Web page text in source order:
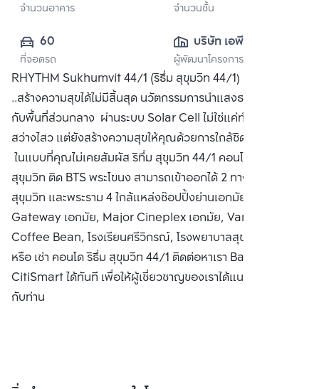
จำนวนอาคาร จำนวนชั้น
60
ที่จอดรถ
บริษัท เอพี (ไทย
แลนด์)
จำกัด(มหาชน)
ผู้พัฒนาโครงการ
RHYTHM Sukhumvit 44/1 (ริธึ่ม สุขุมวิท 44/1) ธรรมชาติ
..สร้างความสุขได้ไม่มีสิ้นสุด นวัตกรรมการนำแสงธรรมชาติมาใช้
กับพื้นที่ส่วนกลาง ผ่านระบบ Solar Cell ไม่ใช่แค่ทำให้ชีวิต
สว่างไสว แต่ยังสร้างความสุขให้คุณด้วยการใกล้ชิดธรรมชาติ
ในแบบที่คุณไม่เคยสัมผัส ริทึ่ม สุขุมวิท 44/1 คอนโดหรู ริมถนน
สุขุมวิท ติด BTS พระโขนง สามารถเข้าออกได้ 2 ทาง ทั้งเส้นถนน
สุขุมวิท และพระราม 4 ใกล้แหล่งช๊อปปิ้งย่านเอกมัย เช่น
Gateway เอกมัย, Major Cineplex เอกมัย, Vanilla,
Coffee Bean, โรงเรียนศรีวิกรณ์, โรงพยาบาลสุขุมวิท ซื้อ ขาย
หรือ เช่า คอนโด ริธึ่ม สุขุมวิท 44/1 ติดต่อหาเรา Bangkok
CitiSmart ได้ทันที เพื่อให้ผู้เชี่ยวชาญของเราได้แนะนำคอนโดให้
กับท่าน